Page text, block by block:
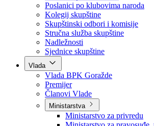
Skupština BPK Goražde
Rukovodstvo
Poslanici po strankama
Poslanici po klubovima naroda
Kolegij skupštine
Skupštinski odbori i komisije
Stručna služba skupštine
Nadležnosti
Sjednice skupštine
Vlada
Vlada BPK Goražde
Premijer
Članovi Vlade